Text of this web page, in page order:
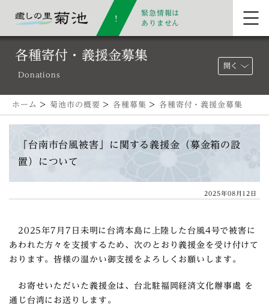
緊急情報は
ありません
各種寄付・義援金募集
Donations
開く
ホーム > 菊池市の概要 > 各種募集 >各種寄付・義援金募集
「台南市台風被害」に関する義援金（募金箱の設
置）について
2025年08月12日
2025年7月7日未明に台湾本島に上陸した台風4号で被害に
あわれた方々を支援するため、次のとおり義援金を受け付けて
おります。皆様の温かい御支援をよろしくお願いします。
お寄せいただいた義援金は、台北駐福岡経済文化辦事處 を
通じ台湾にお送りします。